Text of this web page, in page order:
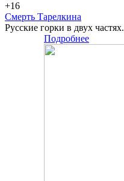
+16
Смерть Тарелкина
Русские горки в двух частях.
Подробнее